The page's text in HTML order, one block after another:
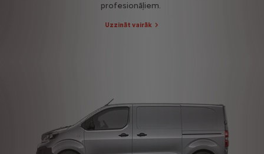
profesionāļiem.
Uzzināt vairāk